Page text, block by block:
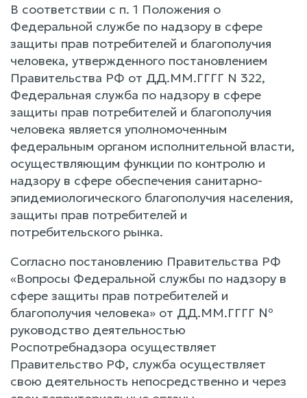
В соответствии с п. 1 Положения о
Федеральной службе по надзору в сфере
защиты прав потребителей и благополучия
человека, утвержденного постановлением
Правительства РФ от ДД.ММ.ГГГГ N 322,
Федеральная служба по надзору в сфере
защиты прав потребителей и благополучия
человека является уполномоченным
федеральным органом исполнительной власти,
осуществляющим функции по контролю и
надзору в сфере обеспечения санитарно-
эпидемиологического благополучия населения,
защиты прав потребителей и
потребительского рынка.
Согласно постановлению Правительства РФ
«Вопросы Федеральной службы по надзору в
сфере защиты прав потребителей и
благополучия человека» от ДД.ММ.ГГГГ №
руководство деятельностью
Роспотребнадзора осуществляет
Правительство РФ, служба осуществляет
свою деятельность непосредственно и через